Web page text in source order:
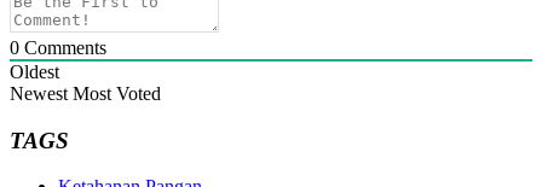
0 Comments
Oldest
Newest Most Voted
TAGS